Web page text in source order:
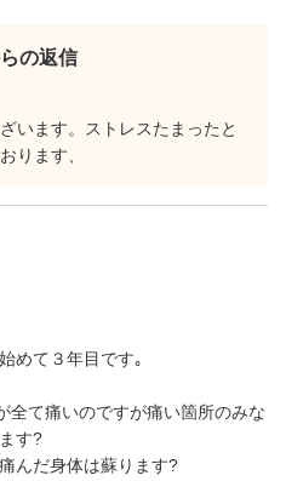
の返信
います。ストレスたまったと
ります、
めて３年目です｡
全て痛いのですが痛い箇所のみな
す?
んだ身体は蘇ります?